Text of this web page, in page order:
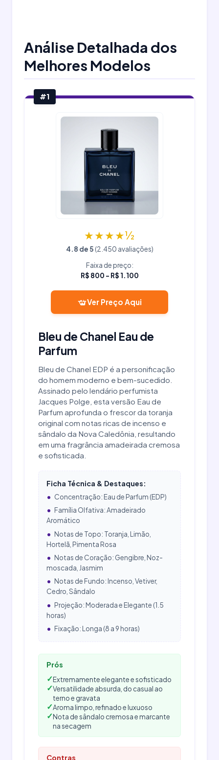
Análise Detalhada dos
Melhores Modelos
#1
★★★★½
4.8 de 5 (2.450 avaliações)
Faixa de preço:
R$ 800 - R$ 1.100
Ver Preço Aqui
Bleu de Chanel Eau de
Parfum
Bleu de Chanel EDP é a personificação
do homem moderno e bem-sucedido.
Assinado pelo lendário perfumista
Jacques Polge, esta versão Eau de
Parfum aprofunda o frescor da toranja
original com notas ricas de incenso e
sândalo da Nova Caledônia, resultando
em uma fragrância amadeirada cremosa
e sofisticada.
Ficha Técnica & Destaques:
• Concentração: Eau de Parfum (EDP)
• Família Olfativa: Amadeirado
Aromático
• Notas de Topo: Toranja, Limão,
Hortelã, Pimenta Rosa
• Notas de Coração: Gengibre, Noz-
moscada, Jasmim
• Notas de Fundo: Incenso, Vetiver,
Cedro, Sândalo
• Projeção: Moderada e Elegante (1.5
horas)
• Fixação: Longa (8 a 9 horas)
Prós
✓Extremamente elegante e sofisticado
✓Versatilidade absurda, do casual ao
terno e gravata
✓Aroma limpo, refinado e luxuoso
✓Nota de sândalo cremosa e marcante
na secagem
Contras